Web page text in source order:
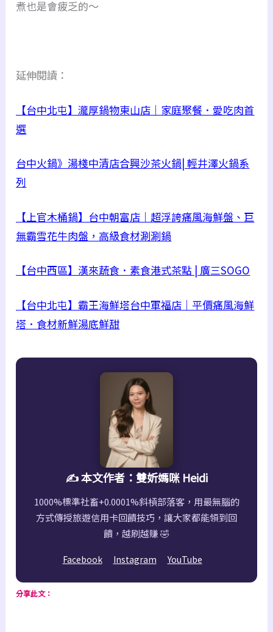
煮也是會疲乏的～
延伸閱讀：
【台中北屯】瀧厚鍋物東山店｜家庭聚餐．愛吃肉首
選
台中火鍋》湯棧中清店合興沙茶火鍋| 輕井澤火鍋系
列
【上官木桶鍋】台中朝富店｜超浮誇痛風海鮮盤、巨
無霸雪花牛肉盤，高級食材涮涮鍋
【台中西區】漢來蔬食．素食港式茶點 | 廣三SOGO
【台中北屯】霸王海鮮塔台中軍福店｜平價痛風海鮮
塔．食材新鮮湯底鮮甜
✍️ 本文作者：雙妡媽咪 Heidi
1000%標準社畜+0.0001%斜槓部落客，用最無腦的
方式傳授旅遊信用卡回饋技巧，讓大家都能領到回
饋，越刷越賺 🤣
Facebook Instagram YouTube
分享此文：